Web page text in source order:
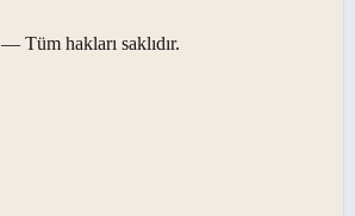
— Tüm hakları saklıdır.